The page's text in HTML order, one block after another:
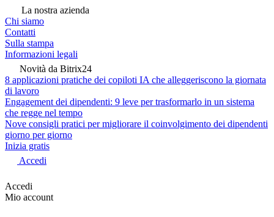
La nostra azienda
Chi siamo
Contatti
Sulla stampa
Informazioni legali
Novità da Bitrix24
8 applicazioni pratiche dei copiloti IA che alleggeriscono la giornata
di lavoro
Engagement dei dipendenti: 9 leve per trasformarlo in un sistema
che regge nel tempo
Nove consigli pratici per migliorare il coinvolgimento dei dipendenti
giorno per giorno
Inizia gratis
Accedi
Accedi
Mio account